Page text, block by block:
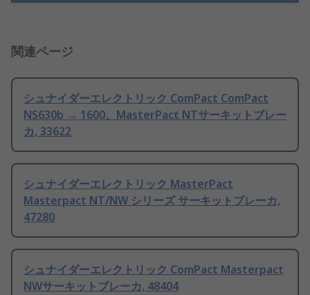
関連ページ
シュナイダーエレクトリック ComPact ComPact
NS630b → 1600、MasterPact NTサーキットブレー
カ, 33622
シュナイダーエレクトリック MasterPact
Masterpact NT/NW シリーズ サーキットブレーカ,
47280
シュナイダーエレクトリック ComPact Masterpact
NWサーキットブレーカ, 48404